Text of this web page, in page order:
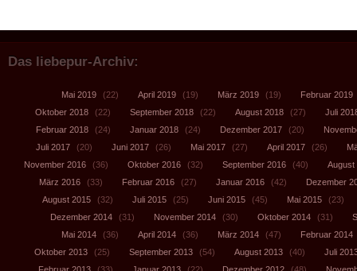
Das liebepur-Archiv:
Mai 2019 (22) April 2019 (19) März 2019 (19) Februar 2019
Oktober 2018
(22) September 2018 (22) August 2018 (27)
Juli
Februar 2018
(24) Januar 2018 (24) Dezember 2017 (20)
Juli 2017
(20) Juni 2017 (26) Mai 2017 (27) April 2017 (26)
November 2016
(36) Oktober 2016 (32) September 2016 (40)
August
März 2016
(33) Februar 2016 (27) Januar 2016 (42)
Dezember
August 2015
(32) Juli 2015 (25) Juni 2015 (45) Mai 2015
(23)
Dezember 2014
(31) November 2014 (30) Oktober 2014 (31)
Mai 2014
(36) April 2014 (36) März 2014 (47) Februar 2014
Oktober 2013
(25) September 2013 (54) August 2013 (40)
Juli